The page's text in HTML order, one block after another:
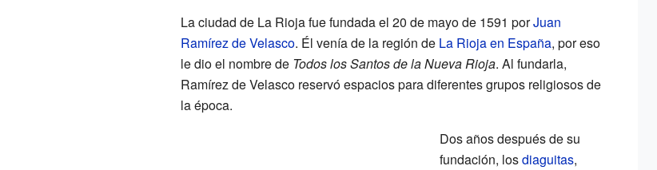
La ciudad de La Rioja fue fundada el 20 de mayo de 1591 porJuan
Ramírez de Velasco. Él venía de la región de La Rioja en España, por eso
le dio el nombre de Todos los Santos de la Nueva Rioja. Al fundarla,
Ramírez de Velasco reservó espacios para diferentes grupos religiosos de
la época.
Dos años después de su
fundación, losdiaguitas,